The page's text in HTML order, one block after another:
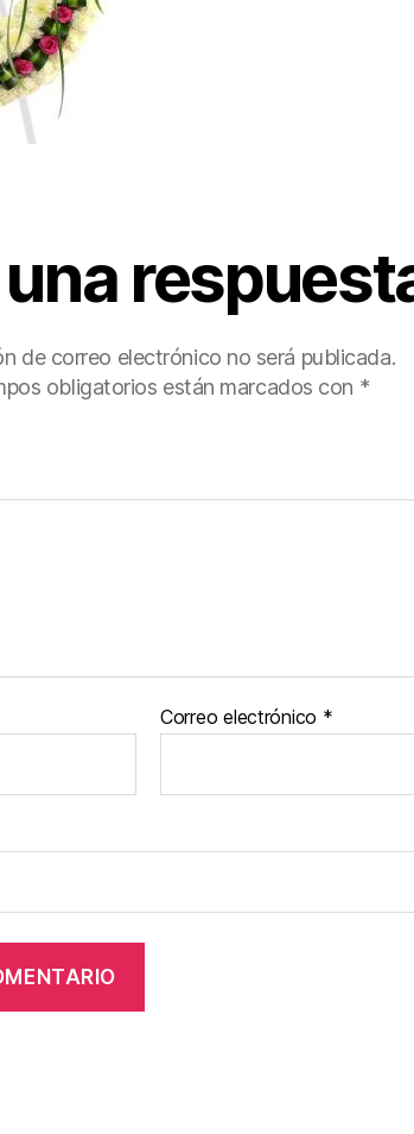
de correo electrónico no será publicada.
obligatorios están marcados con *
Correo electrónico *